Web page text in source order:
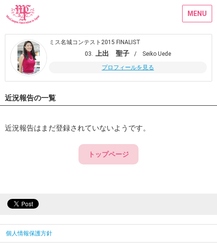
MENU
ミス名城コンテスト2015 FINALIST
03.
上出 聖子
/ Seiko Uede
プロフィールを見る
近況報告の一覧
近況報告はまだ登録されていないようです。
トップページ
個人情報保護方針